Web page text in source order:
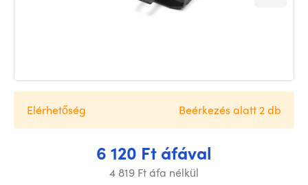
6 120 Ft áfával
4 819 Ft áfa nélkül
Elérhetőség Beérkezés alatt 2 db